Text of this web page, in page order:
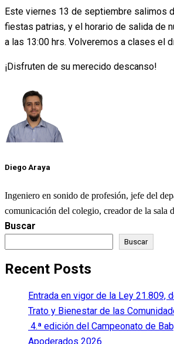
Este viernes 13 de septiembre salimos
fiestas patrias, y el horario de salida de
a las 13:00 hrs. Volveremos a clases el
¡Disfruten de su merecido descanso!
Diego Araya
Ingeniero en sonido de profesión, jefe del
comunicación del colegio, creador de la sala
Buscar
Buscar
Recent Posts
Entrada en vigor de la Ley 21.809,
Trato y Bienestar de las
4.ª edición del Campeonato de
Apoderados 2026